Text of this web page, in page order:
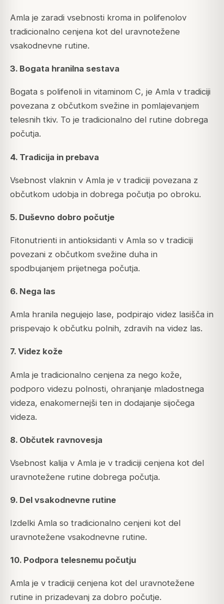
Amla je zaradi vsebnosti kroma in polifenolov
tradicionalno cenjena kot del uravnotežene
vsakodnevne rutine.
3. Bogata hranilna sestava
Bogata s polifenoli in vitaminom C, je Amla v tradiciji
povezana z občutkom svežine in pomlajevanjem
telesnih tkiv. To je tradicionalno del rutine dobrega
počutja.
4. Tradicija in prebava
Vsebnost vlaknin v Amla je v tradiciji povezana z
občutkom udobja in dobrega počutja po obroku.
5. Duševno dobro počutje
Fitonutrienti in antioksidanti v Amla so v tradiciji
povezani z občutkom svežine duha in
spodbujanjem prijetnega počutja.
6. Nega las
Amla hranila negujejo lase, podpirajo videz lasišča in
prispevajo k občutku polnih, zdravih na videz las.
7. Videz kože
Amla je tradicionalno cenjena za nego kože,
podporo videzu polnosti, ohranjanje mladostnega
videza, enakomernejši ten in dodajanje sijočega
videza.
8. Občutek ravnovesja
Vsebnost kalija v Amla je v tradiciji cenjena kot del
uravnotežene rutine dobrega počutja.
9. Del vsakodnevne rutine
Izdelki Amla so tradicionalno cenjeni kot del
uravnotežene vsakodnevne rutine.
10. Podpora telesnemu počutju
Amla je v tradiciji cenjena kot del uravnotežene
rutine in prizadevanj za dobro počutje.